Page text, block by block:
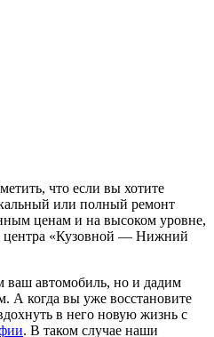
что если вы хотите
или полный ремонт
ценам и на высоком уровне,
центра «Кузовной — Нижний
ваш автомобиль, но и дадим
А когда вы уже восстановите
в него новую жизнь с
. В таком случае наши